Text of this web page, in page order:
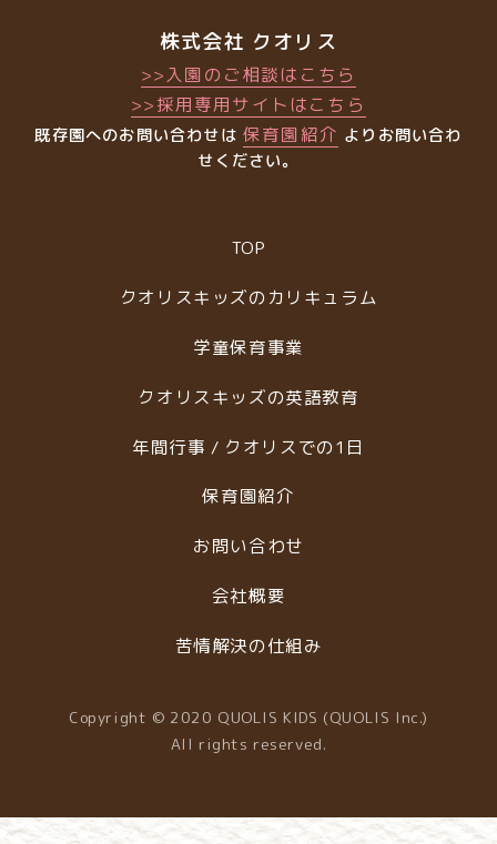
株式会社 クオリス
>>入園のご相談はこちら
>>採用専用サイトはこちら
既存園へのお問い合わせは 保育園紹介 よりお問い合わ
せください。
TOP
クオリスキッズのカリキュラム
学童保育事業
クオリスキッズの英語教育
年間行事 / クオリスでの1日
保育園紹介
お問い合わせ
会社概要
苦情解決の仕組み
Copyright © 2020 QUOLIS KIDS (QUOLIS Inc.)
All rights reserved.